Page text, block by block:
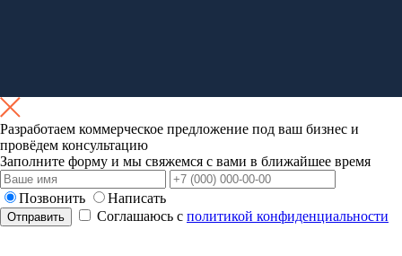
Разработаем коммерческое предложение под ваш бизнес и
провёдем консультацию
Заполните форму и мы свяжемся с вами в ближайшее время
Позвонить Написать
Отправить Соглашаюсь с политикой конфиденциальности